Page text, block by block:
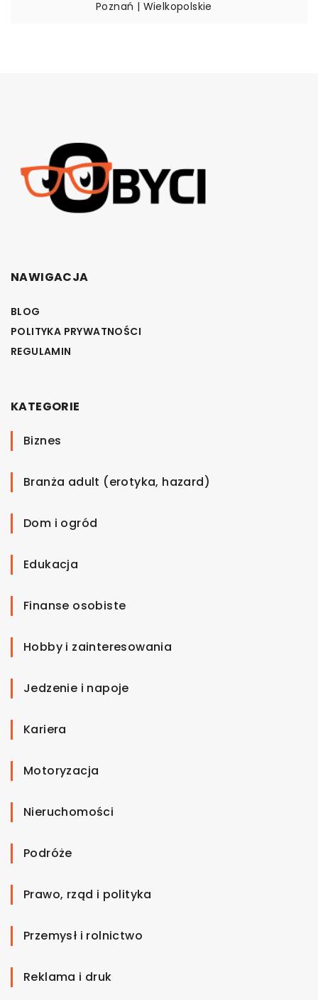
Poznań | Wielkopolskie
NAWIGACJA
BLOG
POLITYKA PRYWATNOŚCI
REGULAMIN
KATEGORIE
Biznes
Branża adult (erotyka, hazard)
Dom i ogród
Edukacja
Finanse osobiste
Hobby i zainteresowania
Jedzenie i napoje
Kariera
Motoryzacja
Nieruchomości
Podróże
Prawo, rząd i polityka
Przemysł i rolnictwo
Reklama i druk